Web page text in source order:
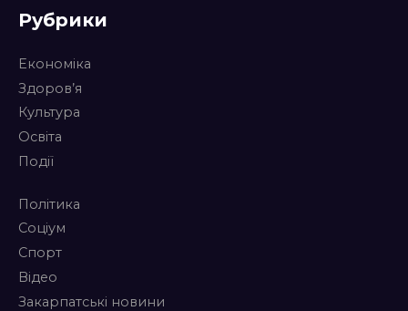
Рубрики
Економіка
Здоров’я
Культура
Освіта
Події
Політика
Соціум
Спорт
Відео
Закарпатські новини